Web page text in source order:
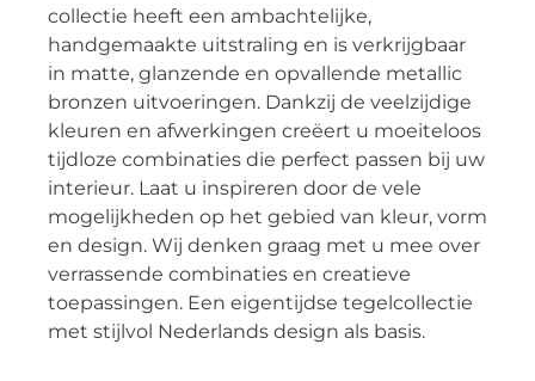
collectie heeft een ambachtelijke,
handgemaakte uitstraling en is verkrijgbaar
in matte, glanzende en opvallende metallic
bronzen uitvoeringen. Dankzij de veelzijdige
kleuren en afwerkingen creëert u moeiteloos
tijdloze combinaties die perfect passen bij uw
interieur. Laat u inspireren door de vele
mogelijkheden op het gebied van kleur, vorm
en design. Wij denken graag met u mee over
verrassende combinaties en creatieve
toepassingen. Een eigentijdse tegelcollectie
met stijlvol Nederlands design als basis.